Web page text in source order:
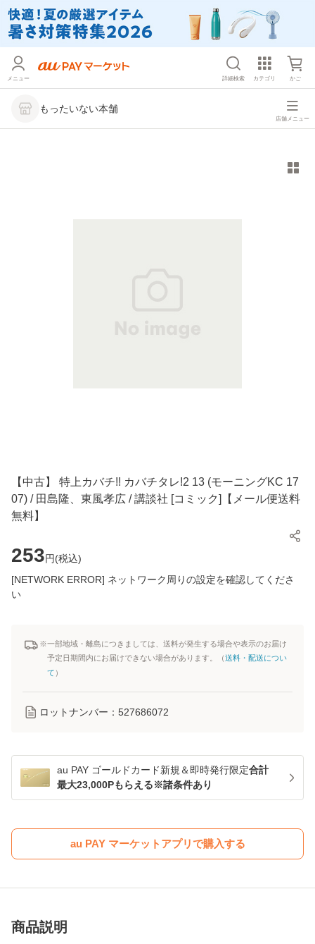
メニュー 詳細検索 カテゴリ かご
もったいない本舗
店舗メニュー
【中古】 特上カバチ!! カバチタレ!2 13 (モーニングKC 17
07) / 田島隆、東風孝広 / 講談社 [コミック]【メール便送料
無料】
253円(税込)
[NETWORK ERROR] ネットワーク周りの設定を確認してくださ
い
※一部地域・離島につきましては、送料が発生する場合や表示のお届け
予定日期間内にお届けできない場合があります。（送料・配送につい
て ）
ロットナンバー： 527686072
au PAY ゴールドカード新規＆即時発行限定合計
最大23,000Pもらえる※諸条件あり
au PAY マーケットアプリで購入する
商品説明